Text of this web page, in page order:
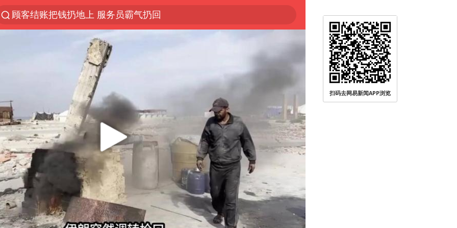
顾客结账把钱扔地上 服务员霸气扔回
探寻“技能+”促就业创业新路
美国退回1000亿美元关税
山东财大教授刘海明逝世 终年38岁
李亚鹏向地铁吐血女孩捐99999元
台风白海豚或在华东沿海登陆
弹药库存告急 美军补货难
如何把百年大党建设得更加坚强有力
香港殿堂级填词人黎彼得因病离世 终年76岁
FIFA官方支持因凡蒂诺
41岁女子为鼓励女儿考上985研究生
扫码去网易新闻APP浏览